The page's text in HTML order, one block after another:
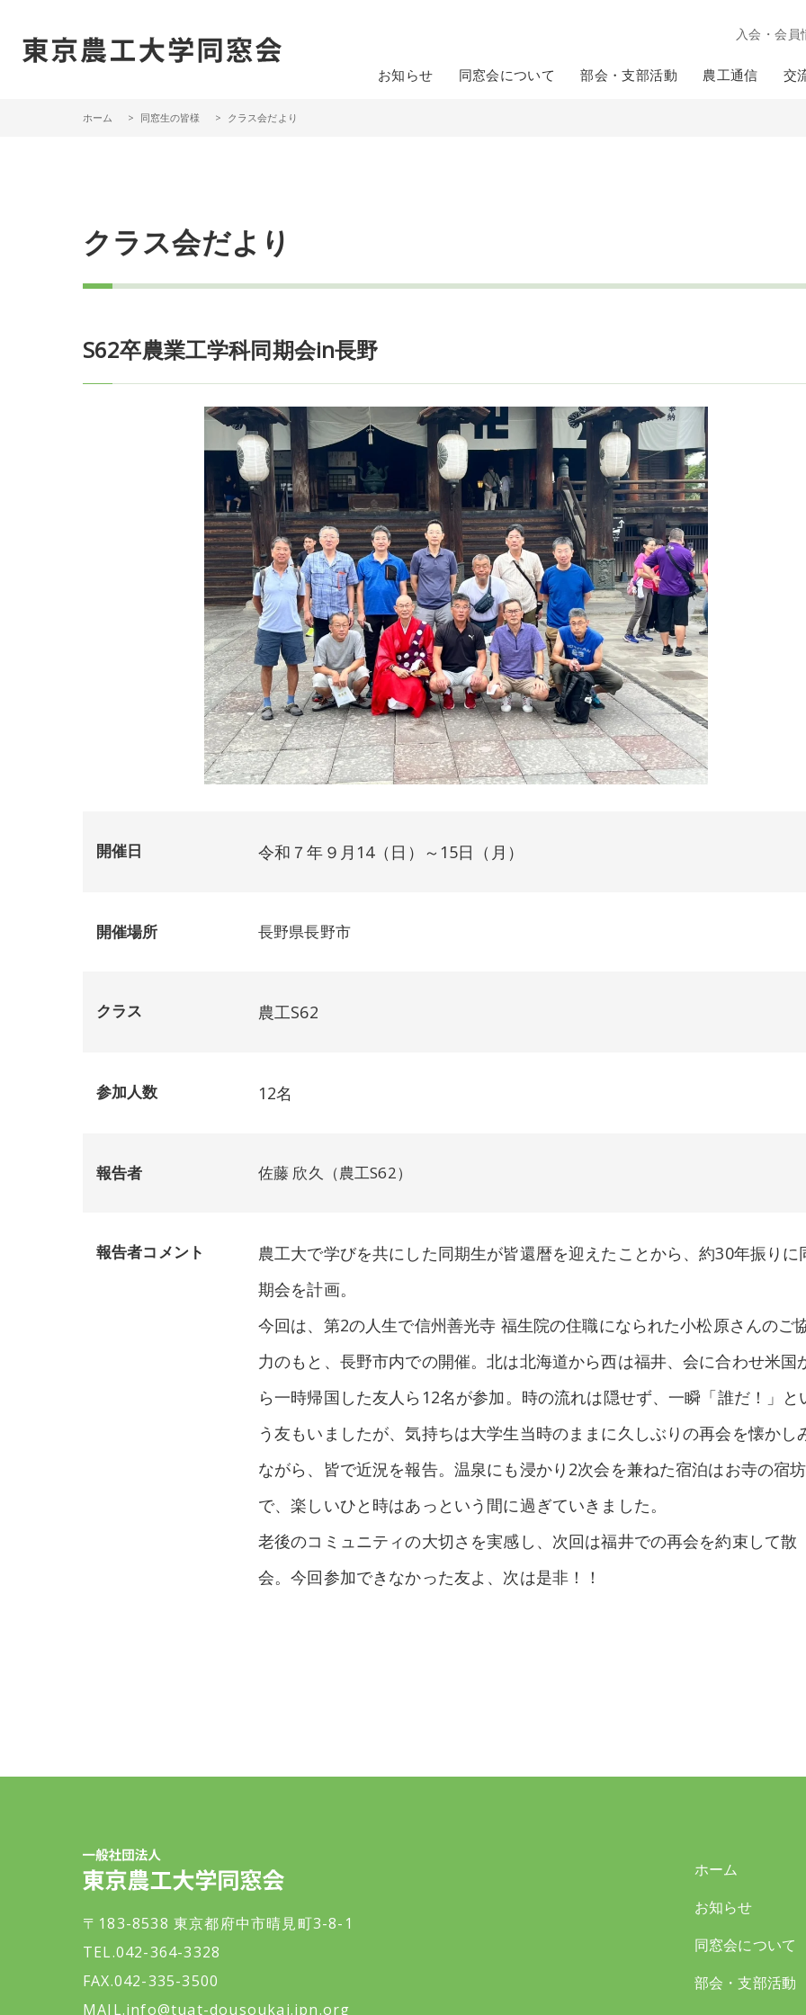
入会・会員
お知らせ 同窓会について 部会・支部活動 農工通信 交
ホーム 同窓生の皆様 クラス会だより
クラス会だより
S62卒農業工学科同期会in長野
開催日 令和７年９月14（日）～15日（月）
開催場所 長野県長野市
クラス 農工S62
参加人数 12名
報告者 佐藤 欣久（農工S62）
報告者コメント
農工大で学びを共にした同期生が皆還暦を迎えたことから、約30年振りに
期会を計画。
今回は、第2の人生で信州善光寺 福生院の住職になられた小松原さんのご
力のもと、長野市内での開催。北は北海道から西は福井、会に合わせ米国
ら一時帰国した友人ら12名が参加。時の流れは隠せず、一瞬「誰だ！」と
う友もいましたが、気持ちは大学生当時のままに久しぶりの再会を懐かし
ながら、皆で近況を報告。温泉にも浸かり2次会を兼ねた宿泊はお寺の宿坊
で、楽しいひと時はあっという間に過ぎていきました。
老後のコミュニティの大切さを実感し、次回は福井での再会を約束して散
会。今回参加できなかった友よ、次は是非！！
ホーム
お知らせ
同窓会について
部会・支部活動
〒183-8538 東京都府中市晴見町3-8-1
TEL.042-364-3328
FAX.042-335-3500
MAIL.info@tuat-dousoukai.jpn.org